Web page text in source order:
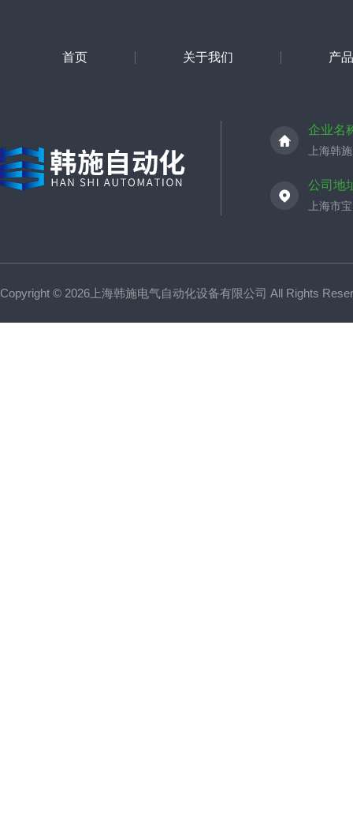
首页 关于我们 产
企业名
上海韩
公司地
上海市
Copyright © 2026上海韩施电气自动化设备有限公司 All Rights